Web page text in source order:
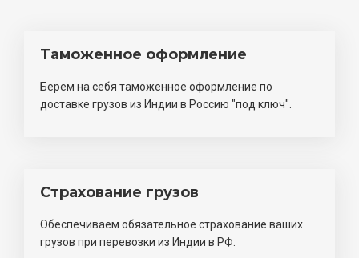
Таможенное оформление
Берем на себя таможенное оформление по
доставке грузов из Индии в Россию "под ключ".
Страхование грузов
Обеспечиваем обязательное страхование ваших
грузов при перевозки из Индии в РФ.